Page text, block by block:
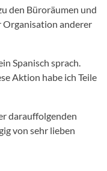
den Büroräumen und
Organisation anderer
Spanisch sprach.
Aktion habe ich Teile
darauffolgenden
von sehr lieben